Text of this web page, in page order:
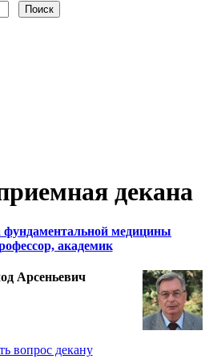
декана
фундаментальной медицины
академик
Арсеньевич
вопрос декану